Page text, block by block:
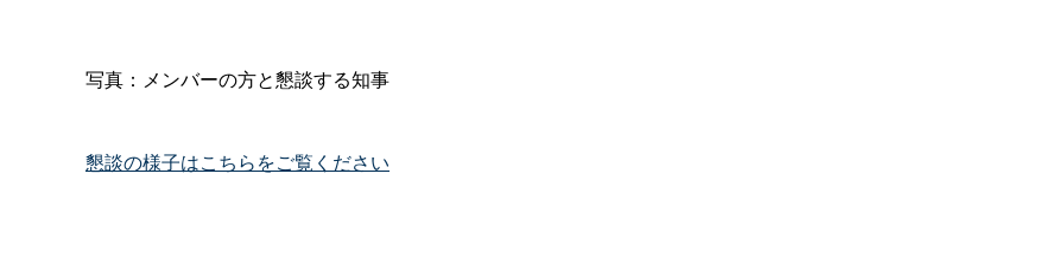
写真：メンバーの方と懇談する知事
懇談の様子はこちらをご覧ください